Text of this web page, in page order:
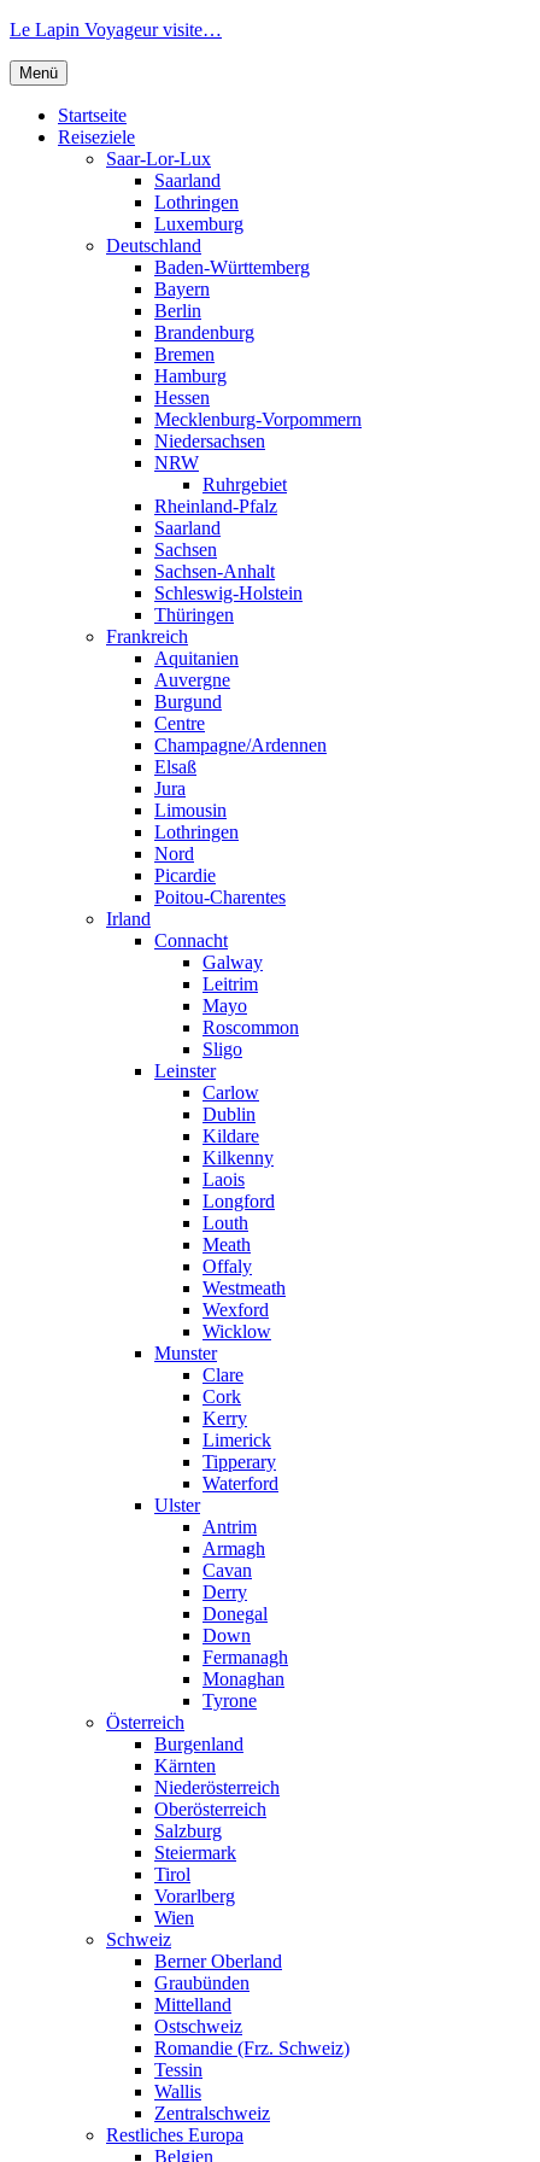
Zum
springen
Le Lapin Voyageur visite…
Menü
Startseite
Reiseziele
Saar-Lor-Lux
Saarland
Lothringen
Luxemburg
Deutschland
Baden-Württemberg
Bayern
Berlin
Brandenburg
Bremen
Hamburg
Hessen
Mecklenburg-Vorpommern
Niedersachsen
NRW
Ruhrgebiet
Rheinland-Pfalz
Saarland
Sachsen
Sachsen-Anhalt
Schleswig-Holstein
Thüringen
Frankreich
Aquitanien
Auvergne
Burgund
Centre
Champagne/Ardennen
Elsaß
Jura
Limousin
Lothringen
Nord
Picardie
Poitou-Charentes
Irland
Connacht
Galway
Leitrim
Mayo
Roscommon
Sligo
Leinster
Carlow
Dublin
Kildare
Kilkenny
Laois
Longford
Louth
Meath
Offaly
Westmeath
Wexford
Wicklow
Munster
Clare
Cork
Kerry
Limerick
Tipperary
Waterford
Ulster
Antrim
Armagh
Cavan
Derry
Donegal
Down
Fermanagh
Monaghan
Tyrone
Österreich
Burgenland
Kärnten
Niederösterreich
Oberösterreich
Salzburg
Steiermark
Tirol
Vorarlberg
Wien
Schweiz
Berner Oberland
Graubünden
Mittelland
Ostschweiz
Romandie (Frz. Schweiz)
Tessin
Wallis
Zentralschweiz
Restliches Europa
Belgien